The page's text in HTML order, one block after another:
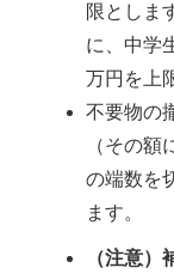
限としま
に、中学
万円を上
不要物の
（その
の端数を
ます。
（注意